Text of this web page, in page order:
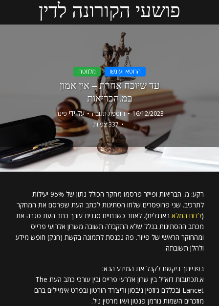
פושעי הקורונה לדין
החטא ועונשו מלמטה
עד שיוכח אחרת – אין אמון
במ.הבריאות
16/12/2023 הוספת תגובה על ידי פינה
337 צפיות
רקע: מ. הבריאות ופייזר פרסמו מחקר הכולל נתון של 95% יעילות
לתרכיב. שני פרופסרים שלחו הסתיגות לכתב העת שפרסם את המחקר
(לדוח המלא באנגלית). לאחר כשנתיים סגנית עורך כתב העת סגרה את
מכתב ההסתיגות בגלל שלא התקבלה תשובה משרון אלרועי פרייס
ומהחוקר הראשי של פייזר. פה נכנסת לתמונה בקשת (חנק) חופש מידע
ולהלן תשובתה:
בפנייתך ביקשת לקבל את המידע הבא:
א.תכתובות דוא”ל בין שרון אלרעי פרייס ובין עורכי כתב העת The
Lancet ובכללם ג’וזפין גיבסון וריצ’רד הורטון ובפרט אימיילים בהם
מוזכרים השמות נורמן פנטון ו/או מרטין ניל.